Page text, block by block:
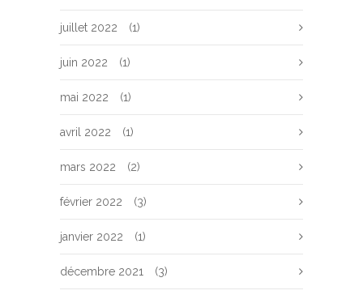
juillet 2022 (1)
juin 2022 (1)
mai 2022 (1)
avril 2022 (1)
mars 2022 (2)
février 2022 (3)
janvier 2022 (1)
décembre 2021 (3)